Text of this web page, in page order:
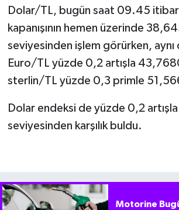
Dolar/TL, bugün saat 09.45
kapanışının hemen üzerinde
seviyesinden işlem görürken, aynı
Euro/TL yüzde 0,2 artışla
sterlin/TL yüzde 0,3 primle
Dolar endeksi de yüzde 0,2
seviyesinden karşılık buldu.
Motorine